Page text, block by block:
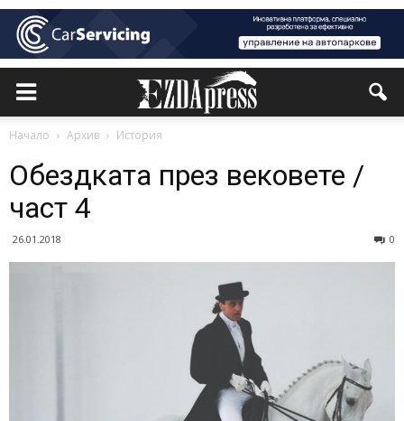
Начало Архив История
Обездката през вековете /
част 4
26.01.2018 0